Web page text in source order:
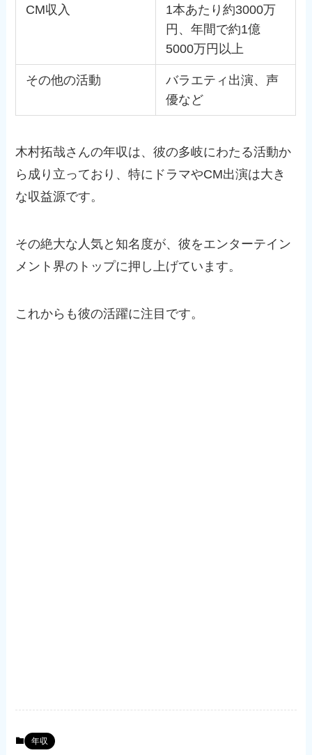
CM収入
1本あたり約3000万
円、年間で約1億
5000万円以上
その他の活動
バラエティ出演、声
優など
木村拓哉さんの年収は、彼の多岐にわたる活動か
ら成り立っており、特にドラマやCM出演は大き
な収益源です。
その絶大な人気と知名度が、彼をエンターテイン
メント界のトップに押し上げています。
これからも彼の活躍に注目です。
年収